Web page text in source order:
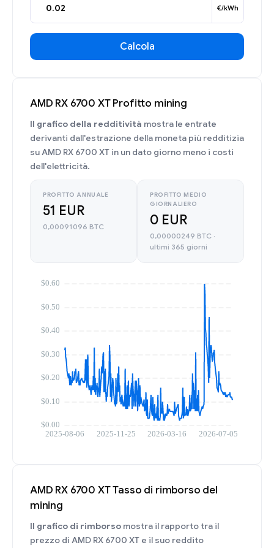
€/kWh
Calcola
AMD RX 6700 XT Profitto mining
Il grafico della redditività mostra le entrate
derivanti dall'estrazione della moneta più redditizia
su AMD RX 6700 XT in un dato giorno meno i costi
dell'elettricità.
PROFITTO ANNUALE
51 EUR
0,00091096 BTC
PROFITTO MEDIO
GIORNALIERO
0 EUR
0,00000249 BTC ·
ultimi 365 giorni
AMD RX 6700 XT Tasso di rimborso del
mining
Il grafico di rimborso mostra il rapporto tra il
prezzo di AMD RX 6700 XT e il suo reddito